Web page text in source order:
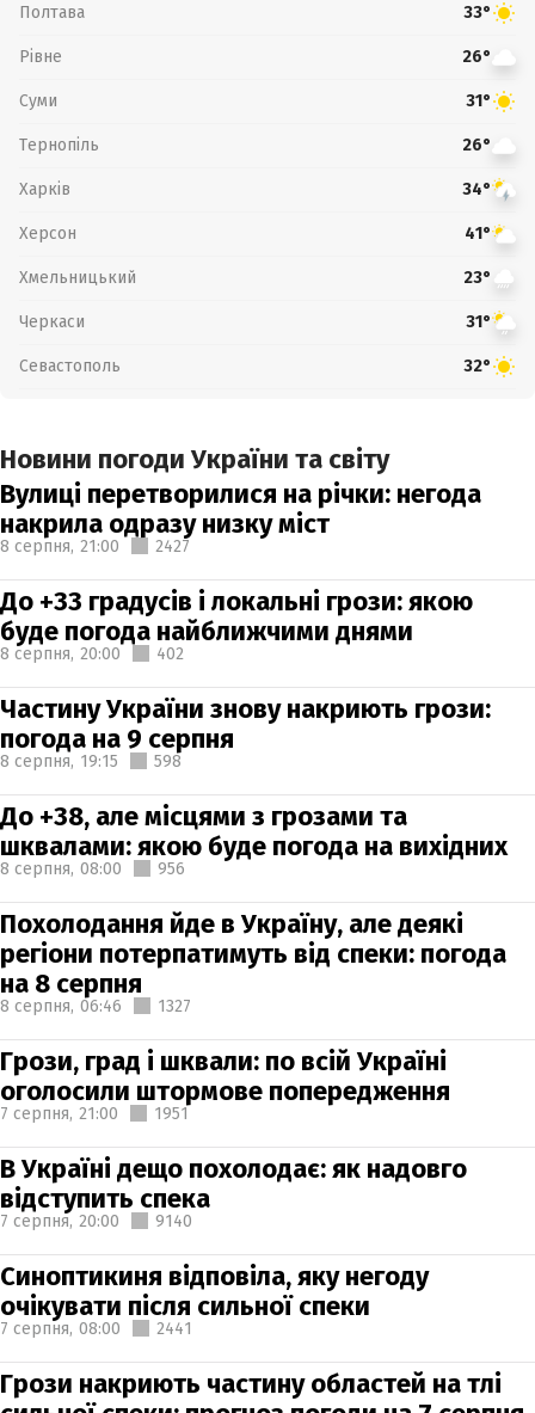
Полтава 33°
Рівне 26°
Суми 31°
Тернопіль 26°
Харків 34°
Херсон 41°
Хмельницький 23°
Черкаси 31°
Севастополь 32°
Новини погоди України та світу
Вулиці перетворилися на річки: негода
накрила одразу низку міст
8 серпня, 21:00 2427
До +33 градусів і локальні грози: якою
буде погода найближчими днями
8 серпня, 20:00 402
Частину України знову накриють грози:
погода на 9 серпня
8 серпня, 19:15 598
До +38, але місцями з грозами та
шквалами: якою буде погода на вихідних
8 серпня, 08:00 956
Похолодання йде в Україну, але деякі
регіони потерпатимуть від спеки: погода
на 8 серпня
8 серпня, 06:46 1327
Грози, град і шквали: по всій Україні
оголосили штормове попередження
7 серпня, 21:00 1951
В Україні дещо похолодає: як надовго
відступить спека
7 серпня, 20:00 9140
Синоптикиня відповіла, яку негоду
очікувати після сильної спеки
7 серпня, 08:00 2441
Грози накриють частину областей на тлі